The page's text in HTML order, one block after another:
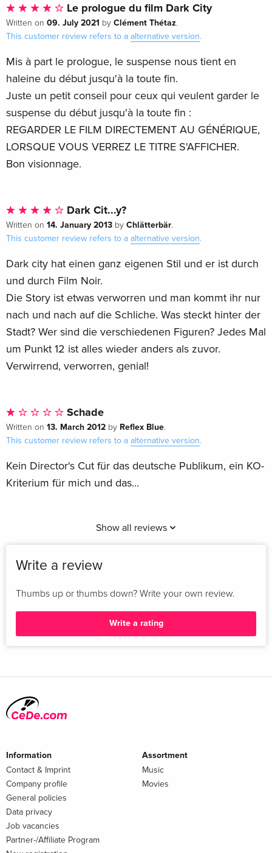
Le prologue du film Dark City
Written on 09. July 2021 by Clément Thétaz.
This customer review refers to a alternative version.
Mis à part le prologue, le suspense nous tient en
haleine du début jusqu'à la toute fin.
Juste un petit conseil pour ceux qui veulent garder le
suspense du début jusqu'à la toute fin :
REGARDER LE FILM DIRECTEMENT AU GÉNÉRIQUE,
LORSQUE VOUS VERREZ LE TITRE S'AFFICHER.
Bon visionnage.
Dark Cit...y?
Written on 14. January 2013 by Chlätterbär.
This customer review refers to a alternative version.
Dark city hat einen ganz eigenen Stil und er ist durch
und durch Film Noir.
Die Story ist etwas verworren und man kommt ihr nur
nach und nach auf die Schliche. Was steckt hinter der
Stadt? Wer sind die verschiedenen Figuren? Jedes Mal
um Punkt 12 ist alles wieder anders als zuvor.
Verwirrend, verworren, genial!
Schade
Written on 13. March 2012 by Reflex Blue.
This customer review refers to a alternative version.
Kein Director's Cut für das deutsche Publikum, ein KO-
Kriterium für mich und das...
Show all reviews
Write a review
Thumbs up or thumbs down? Write your own review.
Write a rating
Information
Contact & Imprint
Company profile
General policies
Data privacy
Job vacancies
Partner-/Affiliate Program
Assortment
Music
Movies